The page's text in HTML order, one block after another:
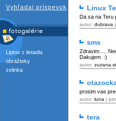
Vyhľadaj príspevok
Liptov z lietadla
obrážteky
zelinka
Linux
Da sa na Teru
autor: dubrava
sms
Zdravim.....
Dakujem. :)
autor:
prosim vas
autor: luna |
tera